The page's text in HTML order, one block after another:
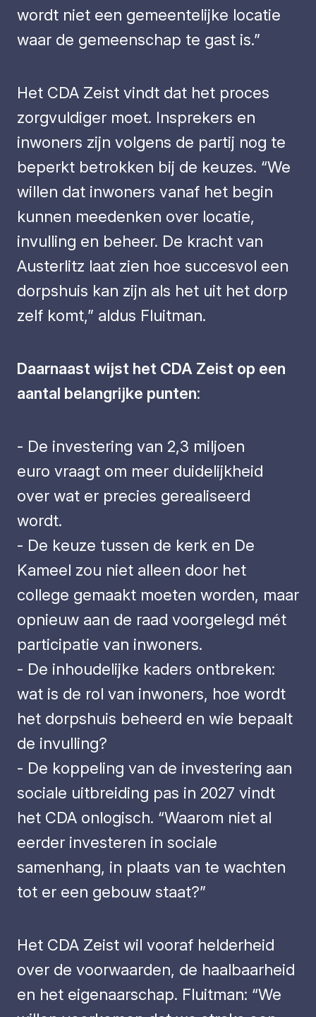
wordt niet een gemeentelijke locatie
waar de gemeenschap te gast is.”
Het CDA Zeist vindt dat het proces
zorgvuldiger moet. Insprekers en
inwoners zijn volgens de partij nog te
beperkt betrokken bij de keuzes. “We
willen dat inwoners vanaf het begin
kunnen meedenken over locatie,
invulling en beheer. De kracht van
Austerlitz laat zien hoe succesvol een
dorpshuis kan zijn als het uit het dorp
zelf komt,” aldus Fluitman.
Daarnaast wijst het CDA Zeist op een
aantal belangrijke punten:
- De investering van 2,3 miljoen
euro vraagt om meer duidelijkheid
over wat er precies gerealiseerd
wordt.
- De keuze tussen de kerk en De
Kameel zou niet alleen door het
college gemaakt moeten worden, maar
opnieuw aan de raad voorgelegd mét
participatie van inwoners.
- De inhoudelijke kaders ontbreken:
wat is de rol van inwoners, hoe wordt
het dorpshuis beheerd en wie bepaalt
de invulling?
- De koppeling van de investering aan
sociale uitbreiding pas in 2027 vindt
het CDA onlogisch. “Waarom niet al
eerder investeren in sociale
samenhang, in plaats van te wachten
tot er een gebouw staat?”
Het CDA Zeist wil vooraf helderheid
over de voorwaarden, de haalbaarheid
en het eigenaarschap. Fluitman: “We